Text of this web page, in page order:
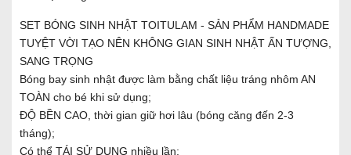
SET BÓNG SINH NHẬT TOITULAM - SẢN PHẨM HANDMADE
TUYỆT VỜI TẠO NÊN KHÔNG GIAN SINH NHẬT ẤN TƯỢNG,
SANG TRỌNG
Bóng bay sinh nhật được làm bằng chất liệu tráng nhôm AN
TOÀN cho bé khi sử dụng;
ĐỘ BỀN CAO, thời gian giữ hơi lâu (bóng căng đến 2-3
tháng);
Có thể TÁI SỬ DỤNG nhiều lần;